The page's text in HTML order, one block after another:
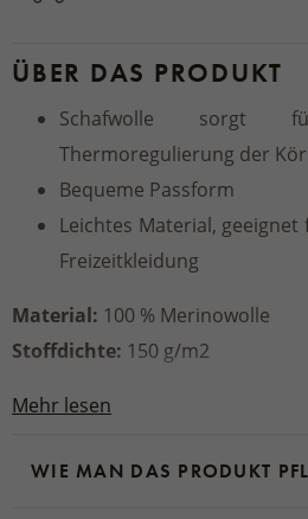
ÜBER DAS PRODUKT
Schafwolle sorgt
Thermoregulierung der
Bequeme Passform
Leichtes Material,
Freizeitkleidung
Material: 100 % Merinowolle
Stoffdichte: 150 g/m2
Mehr lesen
WIE MAN DAS PRODUKT